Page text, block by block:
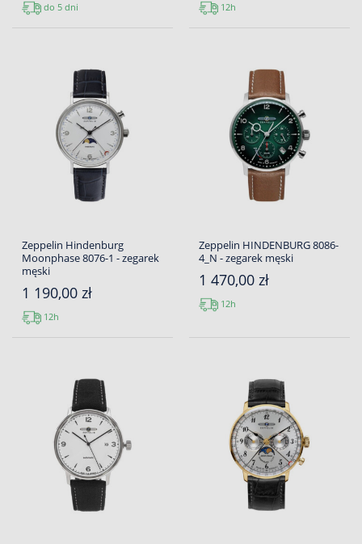
do 5 dni 12h
Zeppelin Hindenburg
Moonphase 8076-1 - zegarek
męski
1 190,00 zł
12h
Zeppelin HINDENBURG 8086-
4_N - zegarek męski
1 470,00 zł
12h